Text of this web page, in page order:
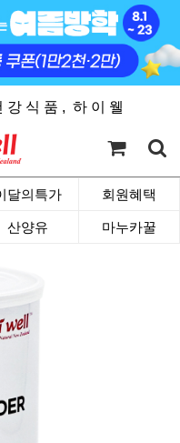
식 품 , 하 이 웰
달의특가 회원혜택
산양유 마누카꿀